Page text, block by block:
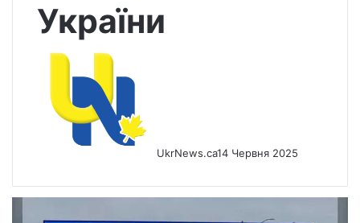
України
UkrNews.ca14 Червня 2025